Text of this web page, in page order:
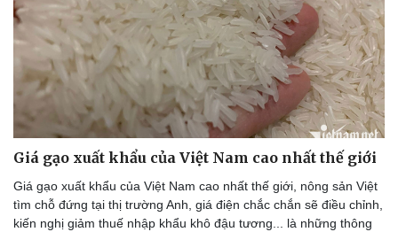
Giá gạo xuất khẩu của Việt Nam cao nhất thế giới
Giá gạo xuất khẩu của Việt Nam cao nhất thế giới, nông sản Việt
tìm chỗ đứng tại thị trường Anh, giá điện chắc chắn sẽ điều chỉnh,
kiến nghị giảm thuế nhập khẩu khô đậu tương... là những thông